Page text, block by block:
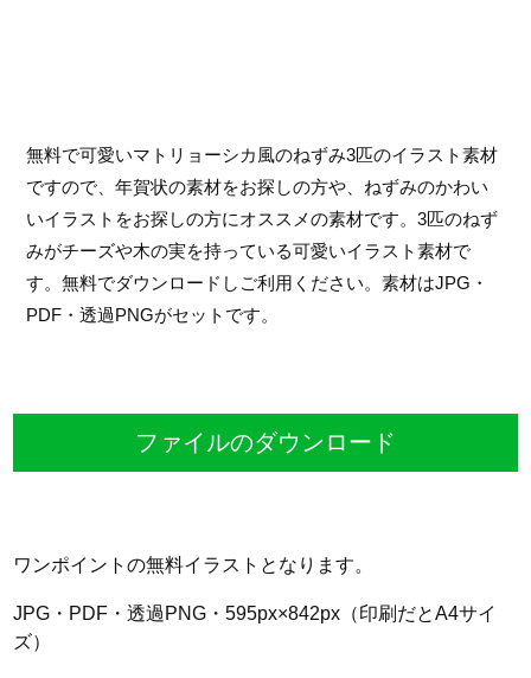
無料で可愛いマトリョーシカ風のねずみ3匹のイラスト素材
ですので、年賀状の素材をお探しの方や、ねずみのかわい
いイラストをお探しの方にオススメの素材です。3匹のねず
みがチーズや木の実を持っている可愛いイラスト素材で
す。無料でダウンロードしご利用ください。素材はJPG・
PDF・透過PNGがセットです。
ファイルのダウンロード
ワンポイントの無料イラストとなります。
JPG・PDF・透過PNG・595px×842px（印刷だとA4サイ
ズ）